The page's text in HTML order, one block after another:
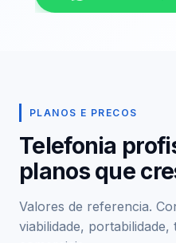
PLANOS E PRECOS
Telefonia
planos que
Valores de referencia.
viabilidade,